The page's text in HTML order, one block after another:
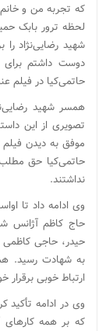
که تجربه من و
لحظه ترور بابک
شهید رضایی‌نژاد
دوست داشتم
حاتمی‌کیا در فیلم
همسر شهید
تصویری از این
موفق به دیدن
حاتمی‌کیا حق
نداشتند.
وی ادامه داد تا
حاج کاظم آژانس
حیدر، حاجی
به شهادت رسید.
ارتباط خوبی برقرار
وی در ادامه
که بر همه کارهای